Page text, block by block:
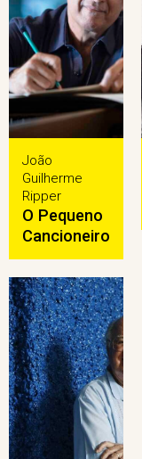
João
Guilherme
Ripper
O Pequeno
Cancioneiro